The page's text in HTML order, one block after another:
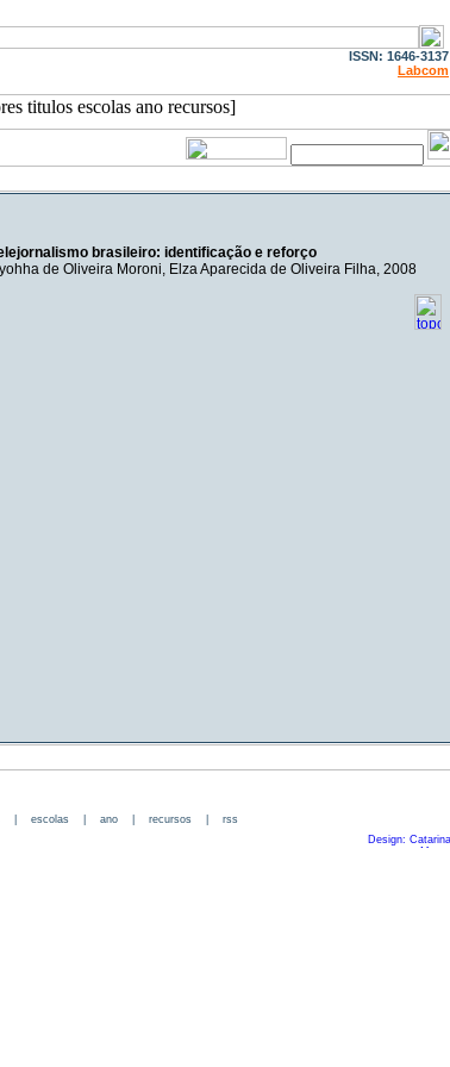
ISSN: 1646-3137
Labcom
brasileiro: identificação e reforço
de Oliveira Moroni, Elza Aparecida de Oliveira Filha, 2008
| escolas| ano| recursos| rss